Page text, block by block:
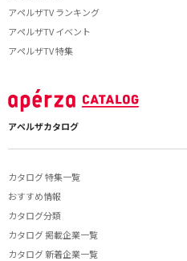
アペルザTV ランキング
アペルザTV イベント
アペルザTV 特集
アペルザカタログ
カタログ 特集一覧
おすすめ情報
カタログ分類
カタログ 掲載企業一覧
カタログ 新着企業一覧